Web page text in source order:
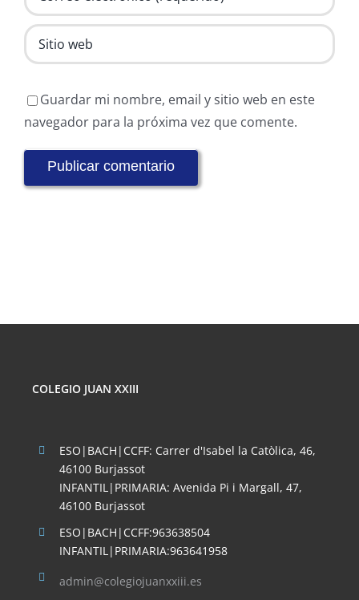
Guardar mi nombre, email y sitio web en este
navegador para la próxima vez que comente.
COLEGIO JUAN XXIII
ESO|BACH|CCFF: Carrer d'Isabel la Catòlica, 46,
46100 Burjassot
INFANTIL|PRIMARIA: Avenida Pi i Margall, 47,
46100 Burjassot
ESO|BACH|CCFF:963638504
INFANTIL|PRIMARIA:963641958
admin@colegiojuanxxiii.es